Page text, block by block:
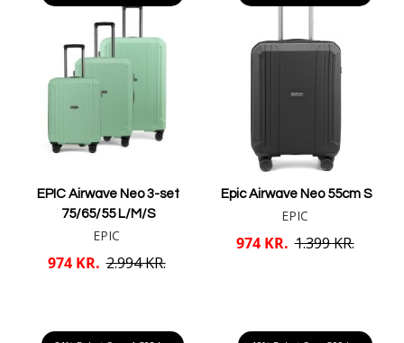
EPIC Airwave Neo 3-set
75/65/55 L/M/S
EPIC
974 KR. 2.994 KR.
Epic Airwave Neo 55cm S
EPIC
974 KR. 1.399 KR.